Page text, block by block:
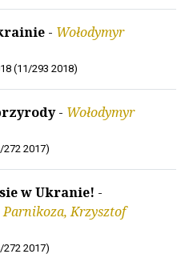
- Wołodymyr
(11/293 2018)
- Wołodymyr
272 2017)
w Ukranie! -
Krzysztof
272 2017)